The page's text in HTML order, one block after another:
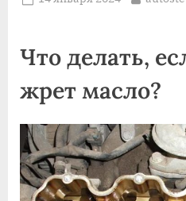
Что делать,
жрет масло?